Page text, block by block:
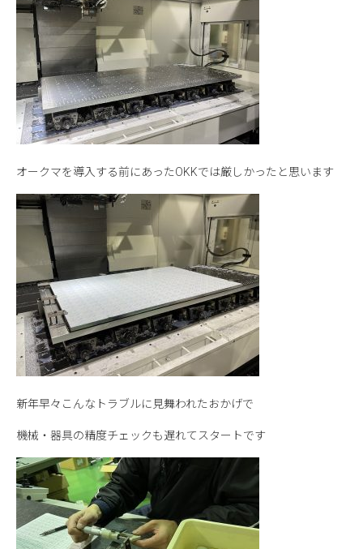
オークマを導入する前にあったOKKでは厳しかったと思います
新年早々こんなトラブルに見舞われたおかげで
機械・器具の精度チェックも遅れてスタートです